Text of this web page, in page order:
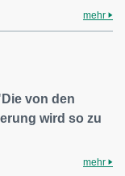
mehr
von den
wird so zu
mehr